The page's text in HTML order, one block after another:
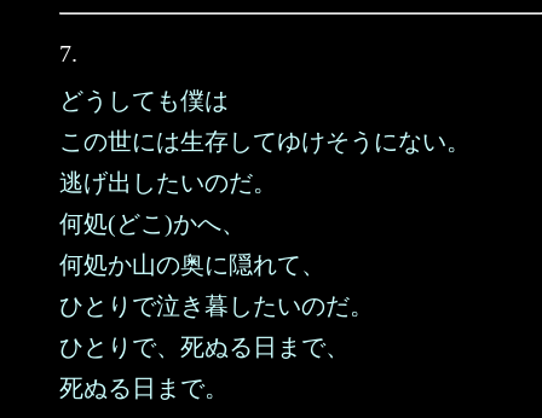
7.
どうしても僕は
この世には生存してゆけそうにない。
逃げ出したいのだ。
何処(どこ)かへ、
何処か山の奥に隠れて、
ひとりで泣き暮したいのだ。
ひとりで、死ぬる日まで、
死ぬる日まで。